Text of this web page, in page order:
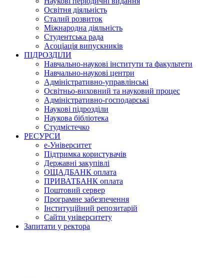
Освітня діяльність
Сталий розвиток
Міжнародна діяльність
Студентська рада
Асоціація випускників
ПІДРОЗДІЛИ
Навчально-наукові інститути та факультети
Навчально-наукові центри
Адміністративно-управлінські
Освітньо-виховний та науковий процес
Адміністративно-господарські
Наукові підрозділи
Наукова бібліотека
Студмістечко
РЕСУРСИ
е-Університет
Підтримка користувачів
Державні закупівлі
ОЩАДБАНК оплата
ПРИВАТБАНК оплата
Поштовий сервер
Програмне забезпечення
Інституційний репозитарій
Сайти університету
Запитати у ректора